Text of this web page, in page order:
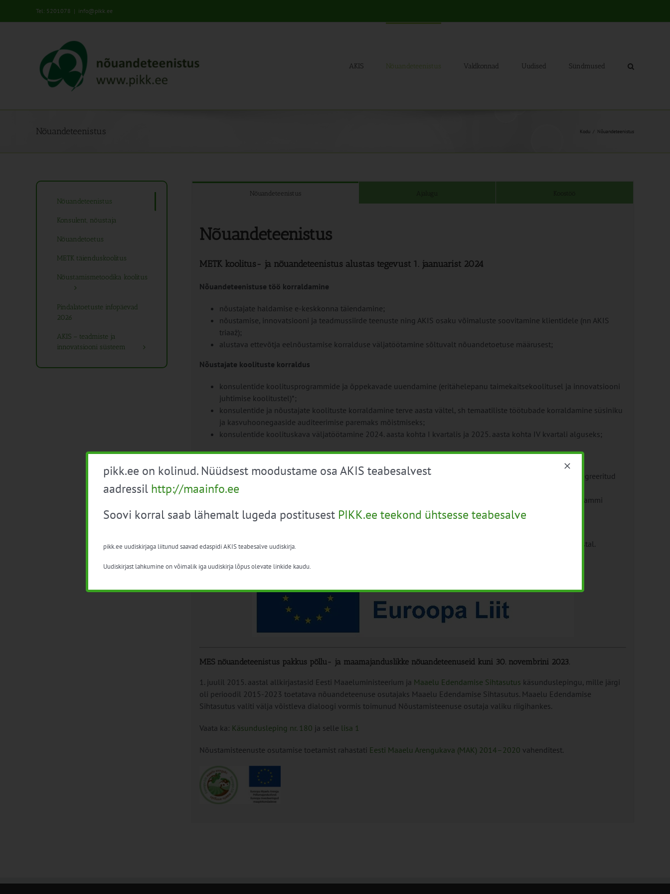
Tel: 5201078 | info@pikk.ee
AKIS Nõuandeteenistus Valdkonnad Uudised Sündmused
Nõuandeteenistus Kodu Nõuandeteenistus
Nõuandeteenistus
Konsulent, nõustaja
Nõuandetoetus
METK täienduskoolitus
Nõustamismetoodika koolitus
Pindalatoetuste infopäevad
2026
AKIS – teadmiste ja
innovatsiooni süsteem
Nõuandeteenistus Ajalugu Koostöö
Nõuandeteenistus
METK koolitus- ja nõuandeteenistus alustas tegevust 1. jaanuarist 2024
Nõuandeteenistuse töö korraldamine
nõustajate haldamise e-keskkonna täiendamine;
nõustamise, innovatsiooni ja teadmussiirde teenuste ning AKIS osaku võimaluste soovitamine klientidele (nn AKIS
triaaž);
alustava ettevõtja eelnõustamise korralduse väljatöötamine sõltuvalt nõuandetoetuse määrusest;
Nõustajate koolituste korraldus
konsulentide koolitusprogrammide ja õppekavade uuendamine (eritähelepanu taimekaitsekoolitusel ja innovatsiooni
juhtimise koolitustel)*;
konsulentide ja nõustajate koolituste korraldamine terve aasta vältel, sh temaatiliste töötubade korraldamine süsiniku
ja kasvuhoonegaaside auditeerimise paremaks mõistmiseks;
konsulentide koolituskava väljatöötamine 2024. aasta kohta I kvartalis ja 2025. aasta kohta IV kvartali alguseks;
Programmilise arendamine korraldus
nõustamise tööriistade koostamine ja arendamine eesmärgiga saavutada teabesalve ja suurandmetega integreeritud
kaasaegsed digitaalsed lahendused (nt tingimuslikkuse auditi tööriist);
noorte toidutootjate arenguprogrammi põhimõtete koostamine ja elluviimine eesmärgiga korraldada programmi
avaseminar ja esimesed koolitused I kvartali jooksul 2024;
võimalike järgmiste temaatiliste terviklike arenguprogrammide ettevalmistamine.
*Konsulentide järelkasvuprogrammiga AKIS raames tegeletakse pärast riigihanke nr 267501 lõppemist 2025. aastal.
MES nõuandeteenistus pakkus põllu- ja maamajanduslikke nõuandeteenuseid kuni 30. novembrini 2023.
1. juulil 2015. aastal allkirjastasid Eesti Maaeluministeerium ja Maaelu Edendamise Sihtasutus käsunduslepingu, mille järgi
oli perioodil 2015-2023 toetatava nõuandeteenuse osutajaks Maaelu Edendamise Sihtasutus. Maaelu Edendamise
Sihtasutus valiti välja võistleva dialoogi vormis toimunud Nõustamisteenuse osutaja valiku riigihankes.
Vaata ka: Käsundusleping nr. 180 ja selle lisa 1
Nõustamisteenuste osutamise toetamist rahastati Eesti Maaelu Arengukava (MAK) 2014–2020 vahenditest.
pikk.ee on kolinud. Nüüdsest moodustame osa AKIS teabesalvest
aadressil http://maainfo.ee
Soovi korral saab lähemalt lugeda postitusest PIKK.ee teekond ühtsesse teabesalve
pikk.ee uudiskirjaga liitunud saavad edaspidi AKIS teabesalve uudiskirja.
Uudiskirjast lahkumine on võimalik iga uudiskirja lõpus olevate linkide kaudu.